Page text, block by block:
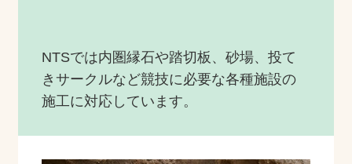
NTSでは内圏縁石や踏切板、砂場、投て
きサークルなど競技に必要な各種施設の
施工に対応しています。